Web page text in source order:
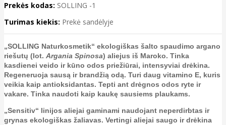
Prekės kodas: SOLLING -1
Turimas kiekis: Prekė sandėlyje
„SOLLING Naturkosmetik“ ekologiškas šalto spaudimo argano
riešutų (lot. Argania Spinosa) aliejus iš Maroko. Tinka
kasdienei veido ir kūno odos priežiūrai, intensyviai drėkina.
Regeneruoja sausą ir brandžią odą. Turi daug vitamino E, kuris
veikia kaip antioksidantas. Tepti ant drėgnos odos ryte ir
vakare. Tinka naudoti kaip kaukę sausiems plaukams.
„Sensitiv“ linijos aliejai gaminami naudojant neperdirbtas ir
grynas ekologiškas žaliavas. Vertingi aliejai saugo ir drėkina